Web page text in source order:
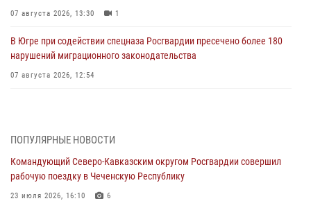
07 августа 2026, 13:30 1
В Югре при содействии спецназа Росгвардии пресечено более 180
нарушений миграционного законодательства
07 августа 2026, 12:54
Росгвардии (видео)
07 августа 2026, 12:20
ПОПУЛЯРНЫЕ НОВОСТИ
Командующий Северо-Кавказским округом Росгвардии совершил
рабочую поездку в Чеченскую Республику
23 июля 2026, 16:10 6